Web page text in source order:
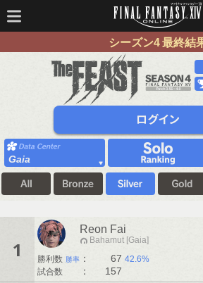
シーズン4 最終結
Gaia
1
Reon Fai
Bahamut [Gaia]
勝利数 勝率 ： 67 42.6%
試合数
： 157